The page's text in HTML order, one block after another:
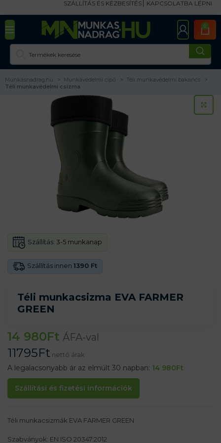
SZÁLLÍTÁS ÉS KÉZBESÍTÉS KAPCSOLATBA LÉPNI
0
Munkasnadrag.hu Munkavédelmi cipő
Téli munkavédelmi bakancs
Téli munkavédelmi csizma
Téli munkacsizma EVA FARMER
GREEN
Szállítás innen 1390 Ft
Szállítás: 3-5 munkanap
14 980Ft ÁFA-val
11795Ft nettó árak
A legalacsonyabb ár az elmúlt 30 napban: 14 980Ft
Szállítási és fizetési információk
Téli munkacsizmák EVA FARMER GREEN
Szabványok: EN ISO 20347:2012